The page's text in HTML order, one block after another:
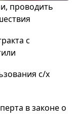
проводить
с
с/х
в законе о